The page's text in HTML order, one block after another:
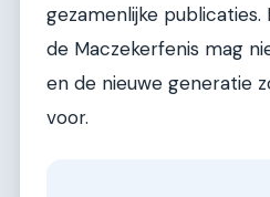
gezamenlijke publicaties.
de Maczekerfenis mag
en de nieuwe generatie
voor.